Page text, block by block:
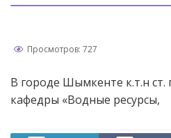
Просмотров: 727
В городе Шымкенте к.т.н ст.
кафедры «Водные ресурсы,